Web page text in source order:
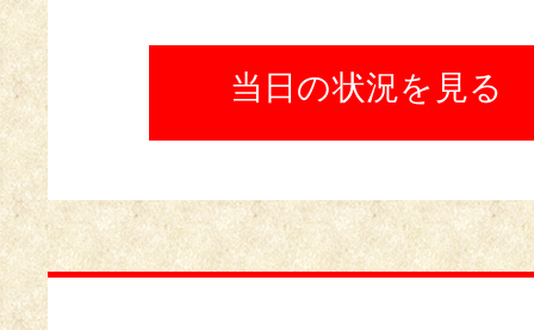
当日の状況を見る